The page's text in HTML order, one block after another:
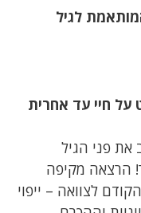
לגיל
על חיי עד אחרית
פני הגיל
הרצאה מקיפה
לצוואה – ייפוי